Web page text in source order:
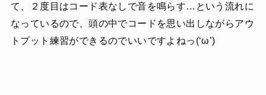
て、２度目はコード表なしで音を鳴らす…という流れに
なっているので、頭の中でコードを思い出しながらアウ
トプット練習ができるのでいいですよねっ(‘ω’)